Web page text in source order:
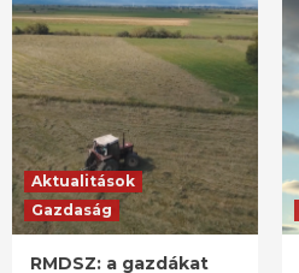
Aktualitások
Gazdaság
RMDSZ: a gazdákat